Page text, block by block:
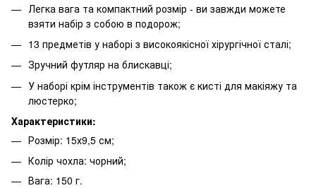
Легка вага та компактний розмір - ви завжди можете
взяти набір з собою в подорож;
13 предметів у наборі з високоякісної хірургічної сталі;
Зручний футляр на блискавці;
У наборі крім інструментів також є кисті для макіяжу та
люстерко;
Характеристики:
Розмір: 15х9,5 см;
Колір чохла: чорний;
Вага: 150 г.